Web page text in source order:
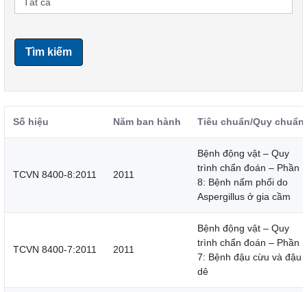
Tìm kiếm
Số hiệu Năm ban hành Tiêu chuẩn/Quy chuẩn
TCVN 8400-8:2011 2011
Bệnh động vật – Quy
trình chẩn đoán – Phần
8: Bệnh nấm phổi do
Aspergillus ở gia cầm
TCVN 8400-7:2011 2011
Bệnh động vật – Quy
trình chẩn đoán – Phần
7: Bệnh đậu cừu và đậu
dê